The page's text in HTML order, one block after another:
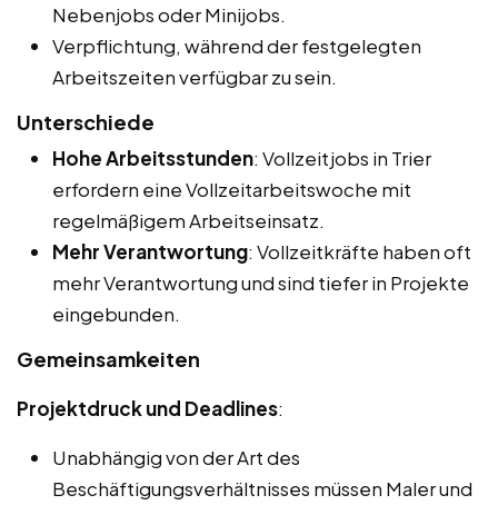
Nebenjobs oder Minijobs.
Verpflichtung, während der festgelegten
Arbeitszeiten verfügbar zu sein.
Unterschiede
Hohe Arbeitsstunden: Vollzeitjobs in Trier
erfordern eine Vollzeitarbeitswoche mit
regelmäßigem Arbeitseinsatz.
Mehr Verantwortung: Vollzeitkräfte haben oft
mehr Verantwortung und sind tiefer in Projekte
eingebunden.
Gemeinsamkeiten
Projektdruck und Deadlines:
Unabhängig von der Art des
Beschäftigungsverhältnisses müssen Maler und